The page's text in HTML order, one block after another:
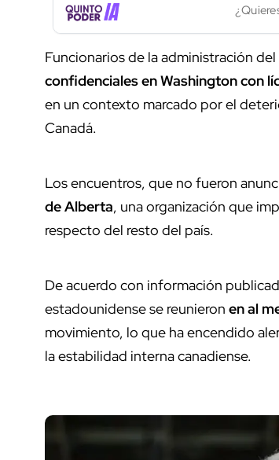
Funcionarios de la administración
confidenciales en Washington con
en un contexto marcado por el
Canadá.
Los encuentros, que no fueron
de Alberta, una organización que
respecto del resto del país.
De acuerdo con información
estadounidense se reunieron en al
movimiento, lo que ha encendido
la estabilidad interna canadiense.